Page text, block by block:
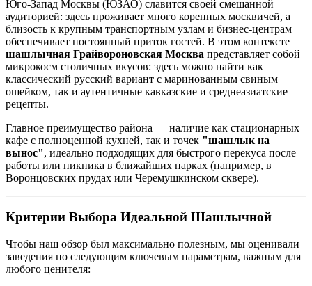
Юго-Запад Москвы (ЮЗАО) славится своей смешанной
аудиторией: здесь проживает много коренных москвичей, а
близость к крупным транспортным узлам и бизнес-центрам
обеспечивает постоянный приток гостей. В этом контексте
шашлычная Грайвороновская Москва представляет собой
микрокосм столичных вкусов: здесь можно найти как
классический русский вариант с маринованным свиным
ошейком, так и аутентичные кавказские и среднеазиатские
рецепты.
Главное преимущество района — наличие как стационарных
кафе с полноценной кухней, так и точек "шашлык на
вынос", идеально подходящих для быстрого перекуса после
работы или пикника в ближайших парках (например, в
Воронцовских прудах или Черемушкинском сквере).
Критерии Выбора Идеальной Шашлычной
Чтобы наш обзор был максимально полезным, мы оценивали
заведения по следующим ключевым параметрам, важным для
любого ценителя: